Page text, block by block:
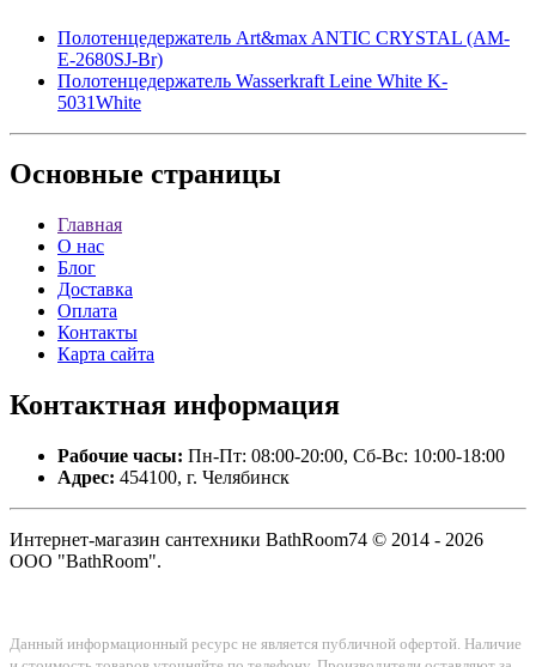
Полотенцедержатель Art&max ANTIC CRYSTAL (AM-
E-2680SJ-Br)
Полотенцедержатель Wasserkraft Leine White K-
5031White
Основные страницы
Главная
О нас
Блог
Доставка
Оплата
Контакты
Карта сайта
Контактная информация
Рабочие часы: Пн-Пт: 08:00-20:00, Сб-Вс: 10:00-18:00
Адрес: 454100, г. Челябинск
Интернет-магазин сантехники BathRoom74 © 2014 - 2026
ООО "BathRoom".
Данный информационный ресурс не является публичной офертой. Наличие